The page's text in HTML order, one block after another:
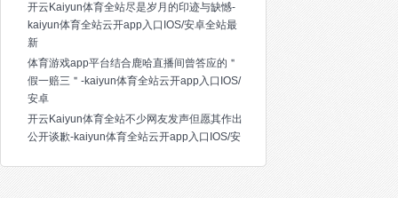
开云Kaiyun体育全站尽是岁月的印迹与缺憾-
kaiyun体育全站云开app入口IOS/安卓全站最
新
体育游戏app平台结合鹿哈直播间曾答应的＂
假一赔三＂-kaiyun体育全站云开app入口IOS/
安卓
开云Kaiyun体育全站不少网友发声但愿其作出
公开谈歉-kaiyun体育全站云开app入口IOS/安